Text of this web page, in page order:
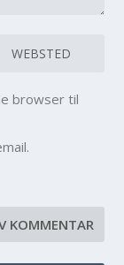
browser til